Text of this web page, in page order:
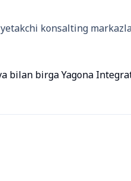
yetakchi konsalting
bilan birga Yagona